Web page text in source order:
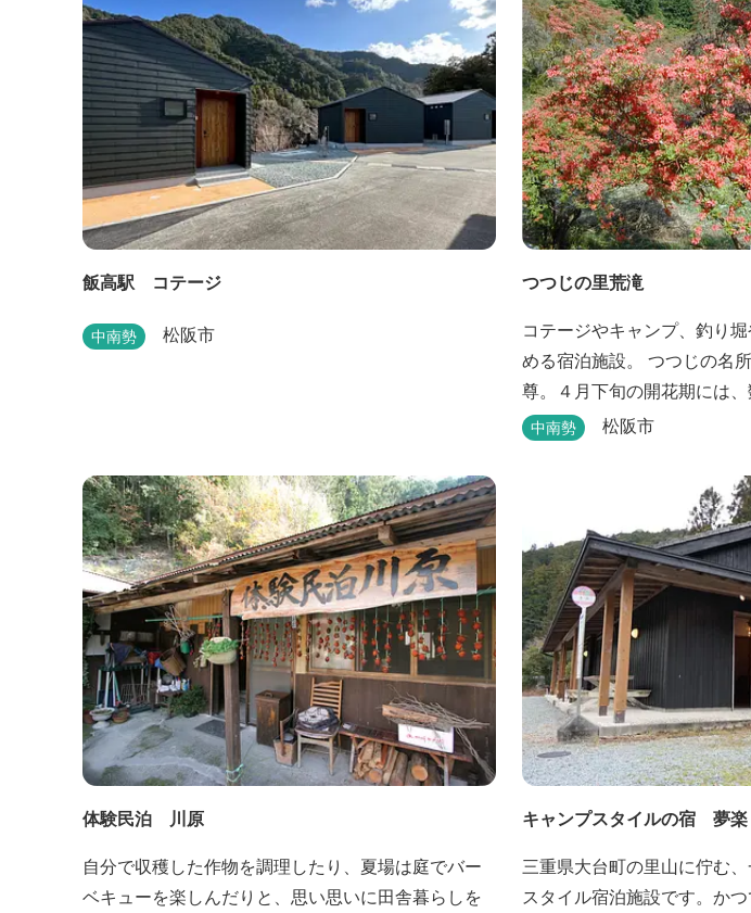
飯高駅 コテージ
中南勢 松阪市
つつじの里荒滝
コテージやキャンプ、釣り
める宿泊施設。 つつじの名
尊。４月下旬の開花期には
面を赤く染め、辺りの山の新
ンフォメーションサイト
中南勢 松阪市
体験民泊 川原
自分で収穫した作物を調理したり、夏場は庭でバー
ベキューを楽しんだりと、思い思いに田舎暮らしを
キャンプスタイルの宿 夢楽
三重県大台町の里山に佇む
スタイル宿泊施設です。か